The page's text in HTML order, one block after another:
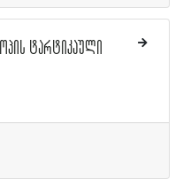
ტარტიკაული